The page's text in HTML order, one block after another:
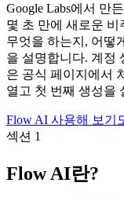
Google Labs에서 만
몇 초 만에 새로운
무엇을 하는지, 어떻
을 설명합니다. 계정
은 공식 페이지에서
열고 첫 번째 생성을
Flow AI 사용해 보기
섹션 1
Flow AI란?